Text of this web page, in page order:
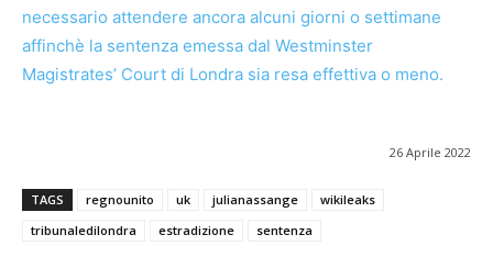
necessario attendere ancora alcuni giorni o settimane
affinchè la sentenza emessa dal Westminster
Magistrates’ Court di Londra sia resa effettiva o meno.
26 Aprile 2022
TAGS regnounito uk julianassange
wikileaks
tribunaledilondra
estradizione sentenza